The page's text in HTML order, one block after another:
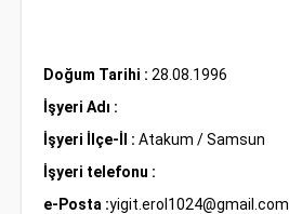
Doğum Tarihi : 28.08.1996
İşyeri Adı :
İşyeri İlçe-İl : Atakum / Samsun
İşyeri telefonu :
e-Posta :yigit.erol1024@gmail.com